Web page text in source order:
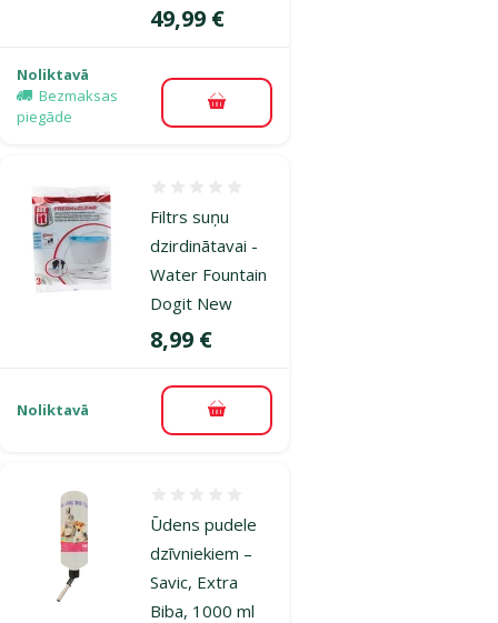
Cena
49,99 €
Noliktavā
Bezmaksas
piegāde
Pievienot grozam
Filtrs suņu
dzirdinātavai -
Water Fountain
Dogit New
Cena
8,99 €
Noliktavā Pievienot grozam
Ūdens pudele
dzīvniekiem –
Savic, Extra
Biba, 1000 ml